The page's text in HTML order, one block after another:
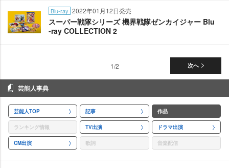
Blu-ray 2022年01月12日発売
スーパー戦隊シリーズ 機界戦隊ゼンカイジャー Blu
-ray COLLECTION 2
次へ
1/2
芸能人事典
芸能人TOP 記事 作品
ランキング情報 TV出演 ドラマ出演
CM出演 歌詞 音楽配信